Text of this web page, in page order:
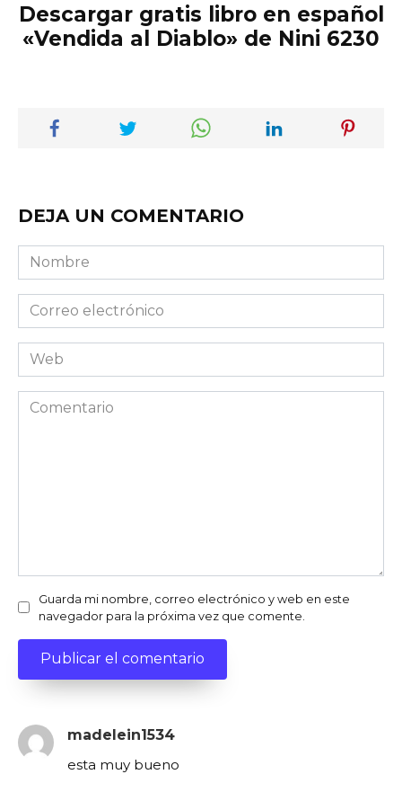
Descargar gratis libro en español
«Vendida al Diablo» de Nini 6230
DEJA UN COMENTARIO
Nombre
Correo
electrónico
Web
Comentario
Guarda mi nombre, correo electrónico y web en este
navegador para la próxima vez que comente.
madelein1534
esta muy bueno